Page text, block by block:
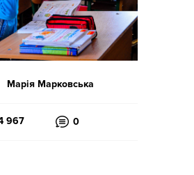
Марія Марковська
967 0